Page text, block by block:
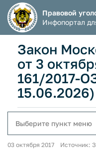
Правовой
Инфопортал
Закон
от 3
161/2017-
15.06.2026)
Выберите пункт меню
03 октября 2017 Источник: